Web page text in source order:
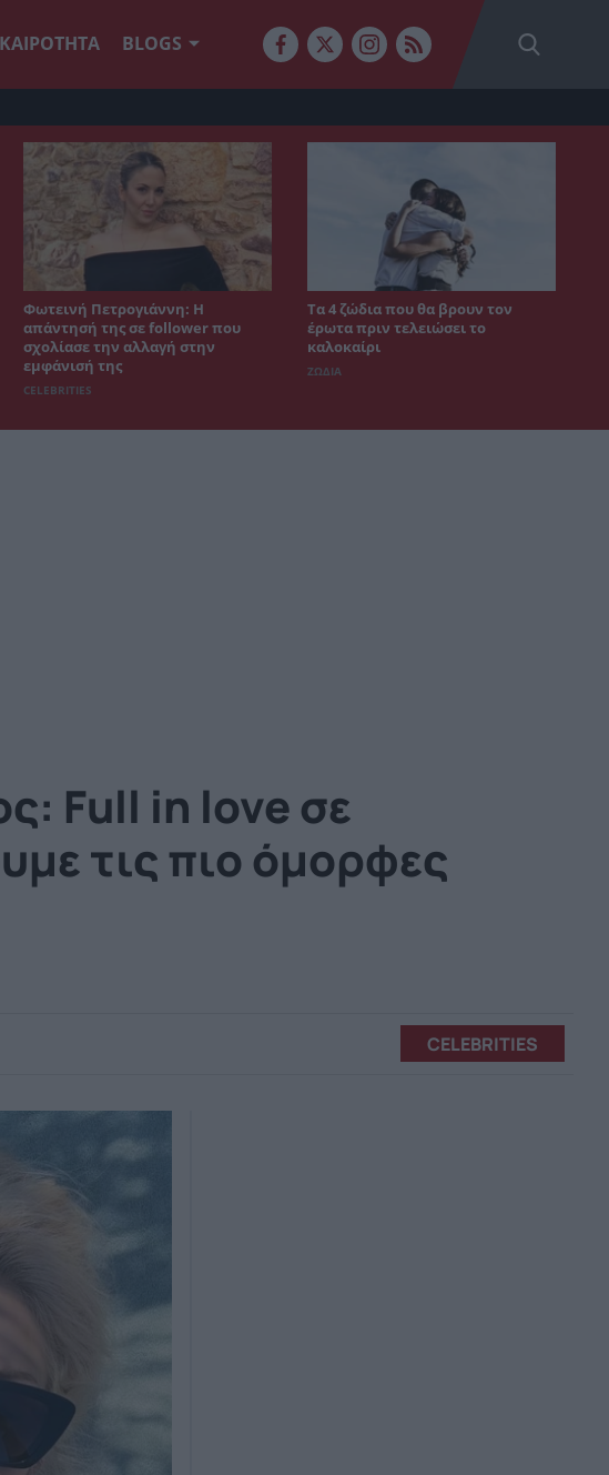
BLOGS
Φωτεινή Πετρογιάννη: Η
απάντησή της σε follower που
σχολίασε την αλλαγή στην
εμφάνισή της
CELEBRITIES
Τα 4 ζώδια που θα βρουν τον
έρωτα πριν τελειώσει το
καλοκαίρι
ΖΩΔΙΑ
Full in love σε
τις πιο όμορφες
CELEBRITIES